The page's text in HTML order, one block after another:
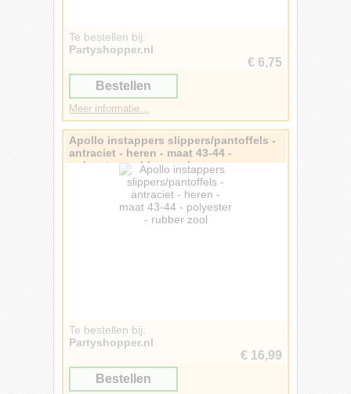
Te bestellen bij:
Partyshopper.nl
€ 6,75
Bestellen
Meer informatie...
Apollo instappers slippers/pantoffels -
antraciet - heren - maat 43-44 -
polyester - rubber zool
Te bestellen bij:
Partyshopper.nl
€ 16,99
Bestellen